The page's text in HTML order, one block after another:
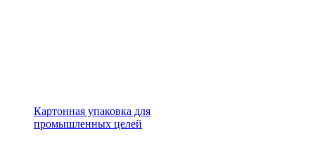
Картонная упаковка для
промышленных целей